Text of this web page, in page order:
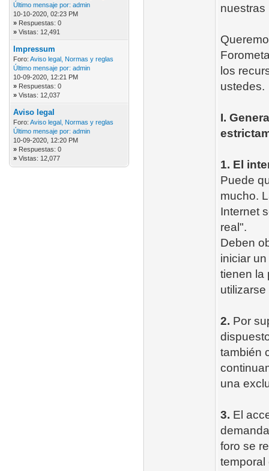
Último mensaje por: admin
10-10-2020, 02:23 PM
» Respuestas: 0
» Vistas: 12,491
Impressum
Foro: Aviso legal, Normas y reglas
Último mensaje por: admin
10-09-2020, 12:21 PM
» Respuestas: 0
» Vistas: 12,037
Aviso legal
Foro: Aviso legal, Normas y reglas
Último mensaje por: admin
10-09-2020, 12:20 PM
» Respuestas: 0
» Vistas: 12,077
nuestras
los
ustedes.
I.
1. El
Puede
mucho.
Internet
real".
Deben
iniciar
tienen la
2. Por
también
una
3. El
foro se
temporal